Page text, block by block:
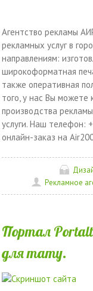
Агентство рекламы
рекламных услуг в
направлениям:
широкоформатная
также оперативная
того, у нас Вы можете
производства
услуги. Наш телефон:
онлайн-заказ на
Рекламное
Портал
для тату.